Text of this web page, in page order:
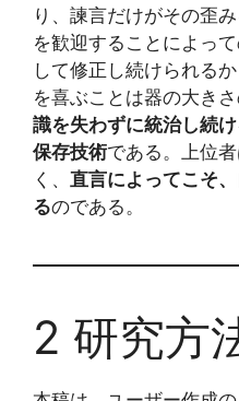
り、諫言だけがその歪
を歓迎することによっ
して修正し続けられる
を喜ぶことは器の大きさ
識を失わずに統治し続
保存技術である。上位
く、 直言によってこそ
るのである。
2 研究方